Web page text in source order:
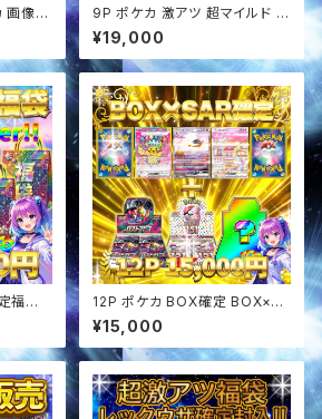
画像確
9P ポケカ 激アツ 超マイルド オ
リパ
¥19,000
福袋
12P ポケカ BOX確定 BOX×SA
Rセットオリパ
¥15,000